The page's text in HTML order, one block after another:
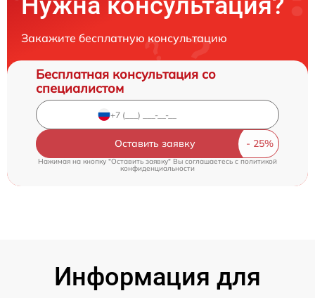
Закажите бесплатную консультацию
Бесплатная консультация со
специалистом
Оставить заявку
Нажимая на кнопку "Оставить заявку" Вы соглашаетесь cполитикой
конфиденциальности
Информация для